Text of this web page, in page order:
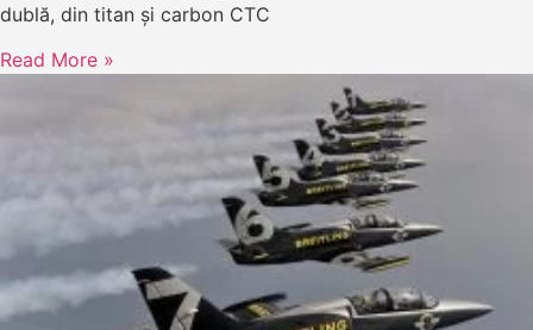
dublă, din titan și carbon CTC
Read More »